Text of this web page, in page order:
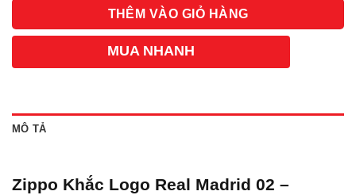
THÊM VÀO GIỎ HÀNG
MUA NHANH
MÔ TẢ
Zippo Khắc Logo Real Madrid 02 –